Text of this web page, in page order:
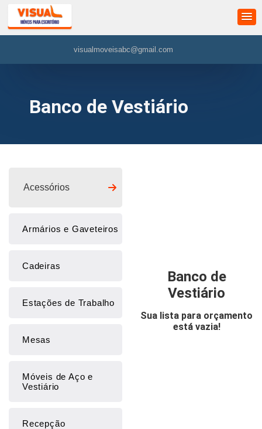
visualmoveisabc@gmail.com
Banco de Vestiário
Acessórios
Armários e Gaveteiros
Cadeiras
Estações de Trabalho
Mesas
Móveis de Aço e
Vestiário
Recepção
Banco de
Vestiário
Sua lista para orçamento
está vazia!